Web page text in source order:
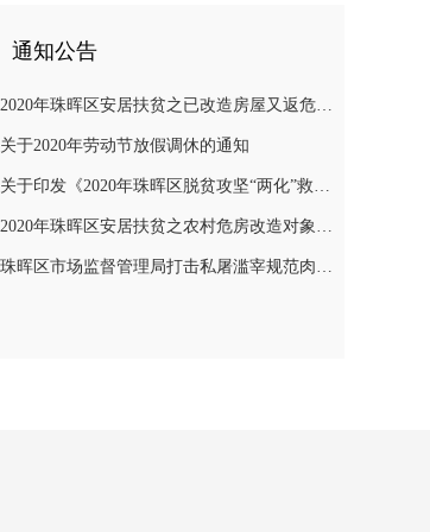
通知公告
2020年珠晖区安居扶贫之已改造房屋又返危需改造对象公示
关于2020年劳动节放假调休的通知
关于印发《2020年珠晖区脱贫攻坚“两化”救助帮扶实施方案》的通知
2020年珠晖区安居扶贫之农村危房改造对象公示
珠晖区市场监督管理局打击私屠滥宰规范肉品市场秩序专项整治行动方案